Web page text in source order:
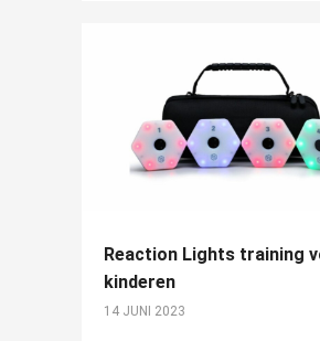
Reaction Lights training
kinderen
14 JUNI 2023